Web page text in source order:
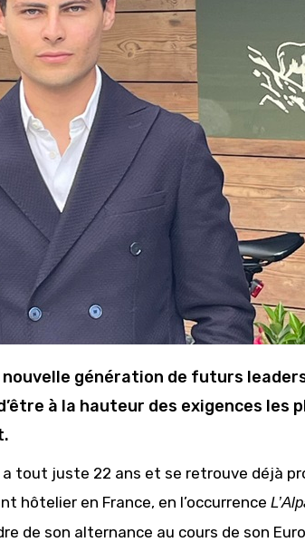
nouvelle génération de futurs
à la hauteur des exigences les
a tout juste 22 ans et se retrouve déjà
hôtelier en France, en l’occurrence
de son alternance au cours de son